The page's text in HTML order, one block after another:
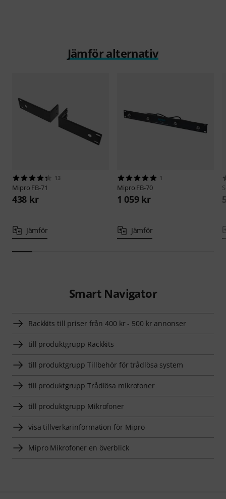
Jämför alternativ
13
Mipro FB-71
438 kr
Jämför
1
Mipro FB-70
1 059 kr
Jämför
Smart Navigator
Rackkits till priser från 400 kr - 500 kr annonser
till produktgrupp Rackkits
till produktgrupp Tillbehör för trådlösa system
till produktgrupp Trådlösa mikrofoner
till produktgrupp Mikrofoner
visa tillverkarinformation för Mipro
Mipro Mikrofoner en överblick